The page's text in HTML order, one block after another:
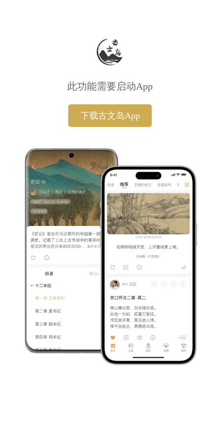
此功能需要启动App
下载古文岛App